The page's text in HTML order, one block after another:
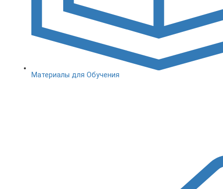
Материалы для Обучения